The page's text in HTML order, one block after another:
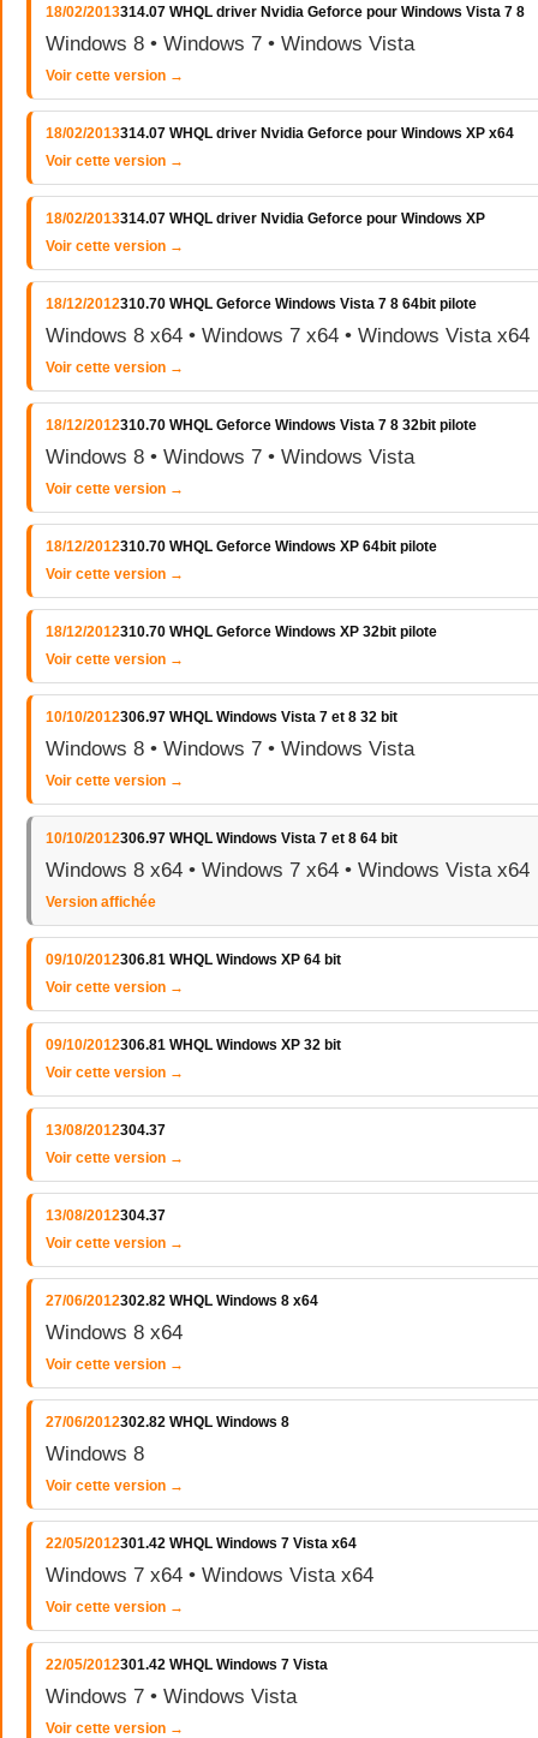
18/02/2013314.07 WHQL driver Nvidia Geforce pour Windows Vista 7 8
Windows 8 • Windows 7 • Windows Vista
Voir cette version →
18/02/2013314.07 WHQL driver Nvidia Geforce pour Windows XP x64
Voir cette version →
18/02/2013314.07 WHQL driver Nvidia Geforce pour Windows XP
Voir cette version →
18/12/2012310.70 WHQL Geforce Windows Vista 7 8 64bit pilote
Windows 8 x64 • Windows 7 x64 • Windows Vista x64
Voir cette version →
18/12/2012310.70 WHQL Geforce Windows Vista 7 8 32bit pilote
Windows 8 • Windows 7 • Windows Vista
Voir cette version →
18/12/2012310.70 WHQL Geforce Windows XP 64bit pilote
Voir cette version →
18/12/2012310.70 WHQL Geforce Windows XP 32bit pilote
Voir cette version →
10/10/2012306.97 WHQL Windows Vista 7 et 8 32 bit
Windows 8 • Windows 7 • Windows Vista
Voir cette version →
10/10/2012306.97 WHQL Windows Vista 7 et 8 64 bit
Windows 8 x64 • Windows 7 x64 • Windows Vista x64
Version affichée
09/10/2012306.81 WHQL Windows XP 64 bit
Voir cette version →
09/10/2012306.81 WHQL Windows XP 32 bit
Voir cette version →
13/08/2012304.37
Voir cette version →
13/08/2012304.37
Voir cette version →
27/06/2012302.82 WHQL Windows 8 x64
Windows 8 x64
Voir cette version →
27/06/2012302.82 WHQL Windows 8
Windows 8
Voir cette version →
22/05/2012301.42 WHQL Windows 7 Vista x64
Windows 7 x64 • Windows Vista x64
Voir cette version →
22/05/2012301.42 WHQL Windows 7 Vista
Windows 7 • Windows Vista
Voir cette version →